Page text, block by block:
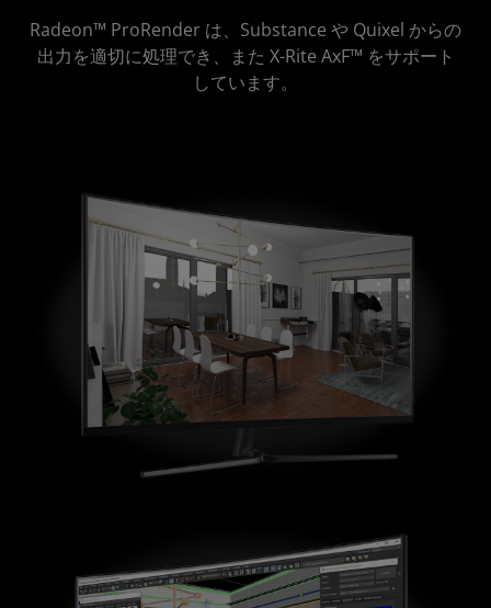
Radeon™ ProRender は、Substance や Quixel からの
出力を適切に処理でき、また X-Rite AxF™ をサポート
しています。